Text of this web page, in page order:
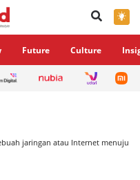
×
Future Culture
jaringan atau Internet menuju